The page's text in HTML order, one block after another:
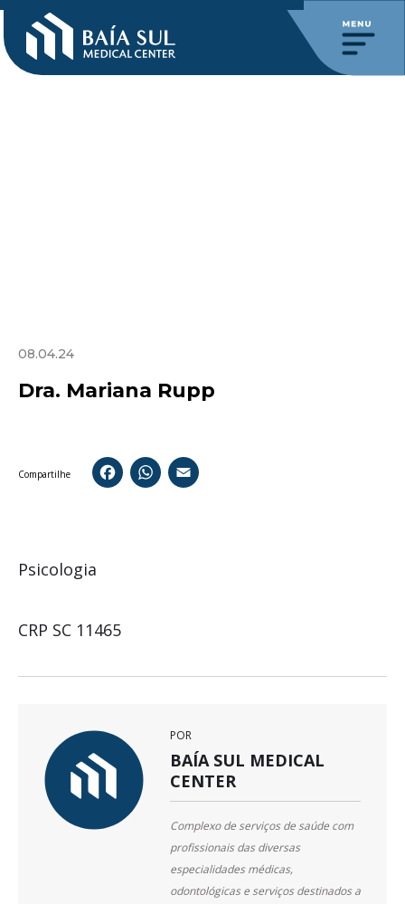
08.04.24
Dra. Mariana Rupp
Compartilhe FacebookWhatsApp
Psicologia
CRP SC 11465
POR
BAÍA SUL MEDICAL
CENTER
Complexo de serviços de saúde com
profissionais das diversas
especialidades médicas,
odontológicas e serviços destinados a